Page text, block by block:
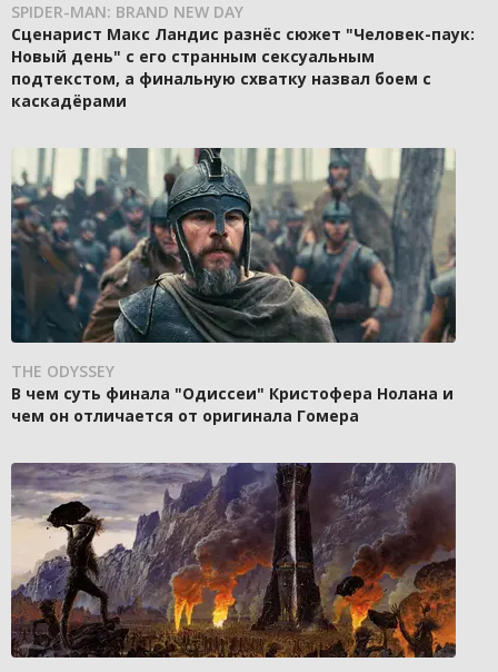
SPIDER-MAN: BRAND NEW DAY
Сценарист Макс Ландис разнёс сюжет "Человек-паук:
Новый день" с его странным сексуальным
подтекстом, а финальную схватку назвал боем с
каскадёрами
THE ODYSSEY
В чем суть финала "Одиссеи" Кристофера Нолана и
чем он отличается от оригинала Гомера